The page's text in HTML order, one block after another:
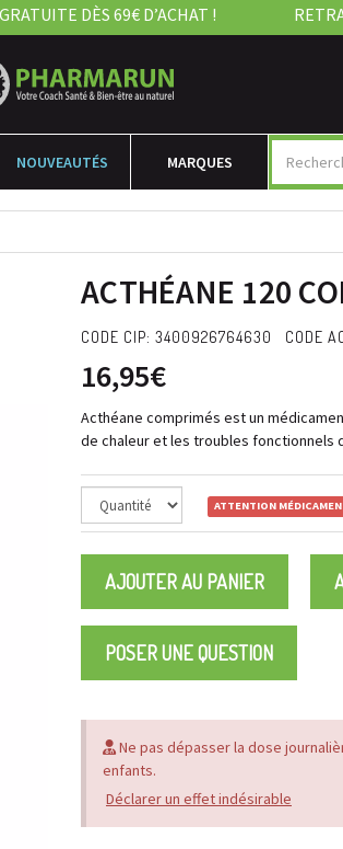
DÈS 69€ D’ACHAT !
NOUVEAUTÉS MARQUES
ACTHÉANE 120
CODE CIP: 3400926764630 CODE
16,95€
Acthéane comprimés est un
de chaleur et les troubles fonctionnels
ATTENTION
AJOUTER AU PANIER
POSER UNE QUESTION
Ne pas dépasser la dose
enfants.
Déclarer un effet indésirable